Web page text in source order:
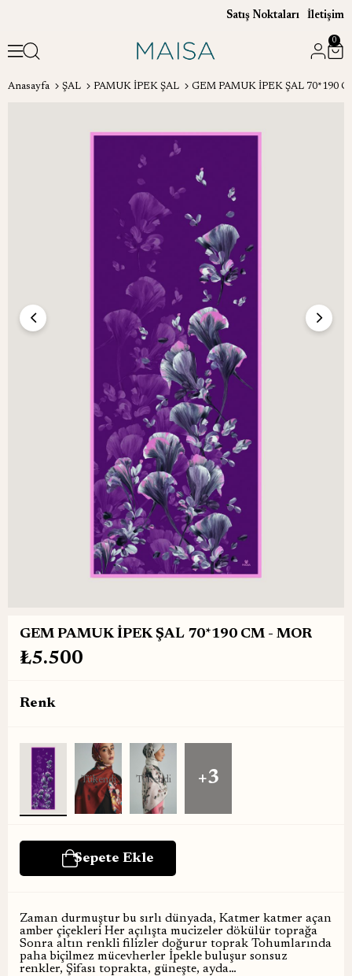
Satış Noktaları İletişim
0
Anasayfa ŞAL PAMUK İPEK ŞAL GEM PAMUK İPEK ŞAL 70*190
GEM PAMUK İPEK ŞAL 70*190 CM - MOR
₺5.500
Renk
Tükendi Tükendi +3
Zaman durmuştur bu sırlı dünyada, Katmer katmer açan
amber çiçekleri Her açılışta mucizeler dökülür toprağa
Sonra altın renkli filizler doğurur toprak Tohumlarında
paha biçilmez mücevherler İpekle buluşur sonsuz
renkler, Şifası toprakta, güneşte, ayda…